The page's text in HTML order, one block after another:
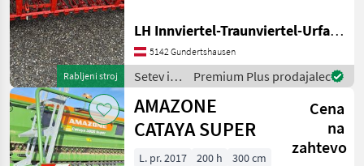
Rabljeni stroj
Informationen:** Die hier
angebotene Drillmaschine
der renommierten Marke
Reform ist ein Modell aus
LH Innviertel-Traunviertel-Urfahr eGen, Gundertshausen
5142 Gundertshausen
Setev in
nega /
Reform
Premium Plus prodajalec
AMAZONE
CATAYA SUPER
Cena
na
zahtevo
L. pr. 2017 200 h
300 cm